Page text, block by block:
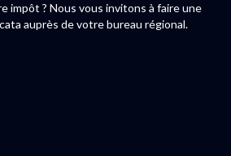
impôt ? Nous vous invitons à faire une
auprès de votre bureau régional.